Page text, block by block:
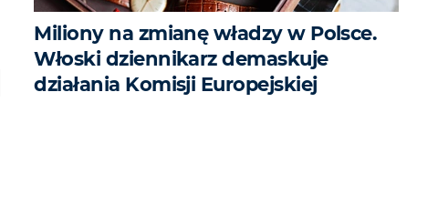
Miliony na zmianę władzy w Polsce.
Włoski dziennikarz demaskuje
działania Komisji Europejskiej